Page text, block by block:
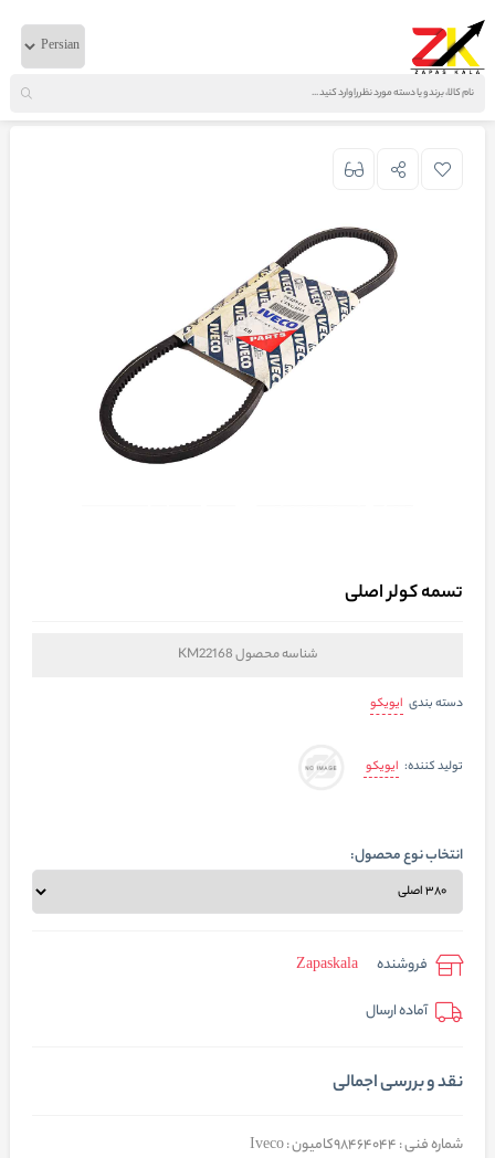
خانه لوازم موتوری ایویکو
تسمه کولر اصلی
شناسه محصولKM22168
دسته بندی ایویکو
تولید کننده: ایویکو
انتخاب نوع محصول:
فروشنده
Zapaskala
آماده ارسال
نقد و بررسی اجمالی
شماره فنی : 98464044کامیون : Iveco